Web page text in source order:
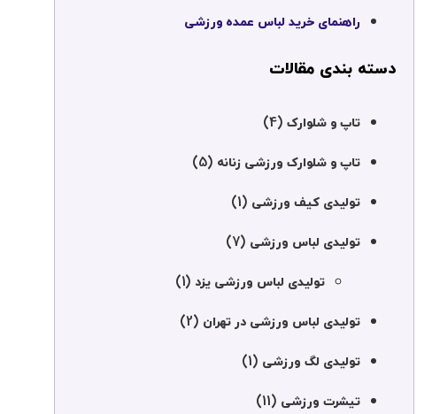
راهنمای خرید لباس عمده ورزشی
دسته بندی مقالات
تاپ و شلوارک (4)
تاپ و شلوارک ورزشی زنانه (5)
تولیدی کیف ورزشی (1)
تولیدی لباس ورزشی (7)
تولیدی لباس ورزشی یزد (1)
تولیدی لباس ورزشی در تهران (2)
تولیدی لگ ورزشی (1)
تیشرت ورزشی (11)